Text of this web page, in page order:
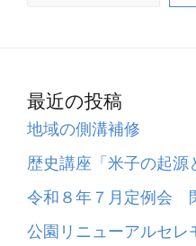
最近の投稿
地域の側溝補修
歴史講座「米子の起源
令和８年７月定例会
公園リニューアルセレ